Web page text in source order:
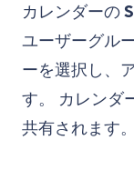
カレンダーの
ユーザーグル
ーを選択し、
す。 カレンダ
共有されます。